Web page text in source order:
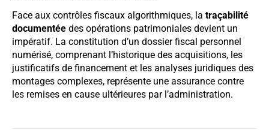
Face aux contrôles fiscaux algorithmiques, la traçabilité
documentée des opérations patrimoniales devient un
impératif. La constitution d’un dossier fiscal personnel
numérisé, comprenant l’historique des acquisitions, les
justificatifs de financement et les analyses juridiques des
montages complexes, représente une assurance contre
les remises en cause ultérieures par l’administration.